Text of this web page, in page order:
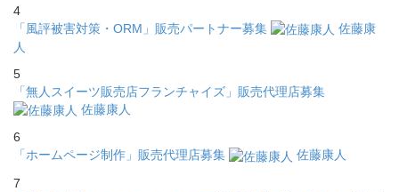
4
「風評被害対策・ORM」販売パートナー募集
佐藤康
人
5
「無人スイーツ販売店フランチャイズ」販売代理店募集
佐藤康人
6
「ホームページ制作」販売代理店募集
佐藤康人
7